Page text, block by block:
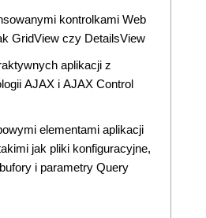
kontrolkami Web
GridView czy DetailsView
aplikacji z
AJAX i AJAX Control
elementami aplikacji
jak pliki konfiguracyjne,
i parametry Query